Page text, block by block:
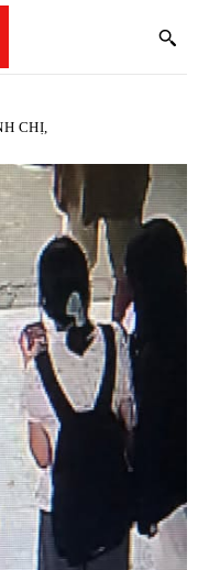
CHỊ,